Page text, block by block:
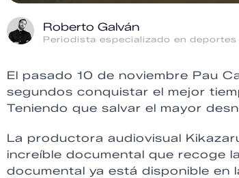
Roberto Galván
Periodista especializado en
El pasado 10 de noviembre Pau
segundos conquistar el mejor
Teniendo que salvar el mayor
La productora audiovisual
increíble documental que recoge
documental ya está disponible en